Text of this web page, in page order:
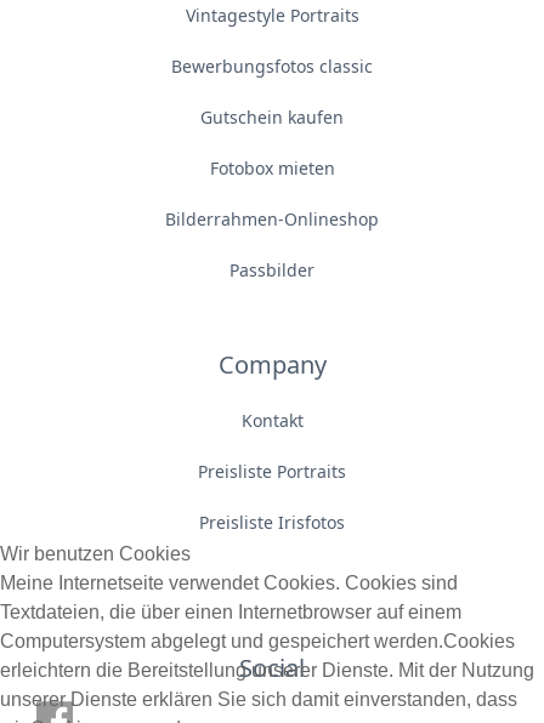
Vintagestyle Portraits
Bewerbungsfotos classic
Gutschein kaufen
Fotobox mieten
Bilderrahmen-Onlineshop
Passbilder
Company
Kontakt
Preisliste Portraits
Preisliste Irisfotos
Social
Wir benutzen Cookies
Meine Internetseite verwendet Cookies. Cookies sind
Textdateien, die über einen Internetbrowser auf einem
Computersystem abgelegt und gespeichert werden.Cookies
erleichtern die Bereitstellung unserer Dienste. Mit der Nutzung
unserer Dienste erklären Sie sich damit einverstanden, dass